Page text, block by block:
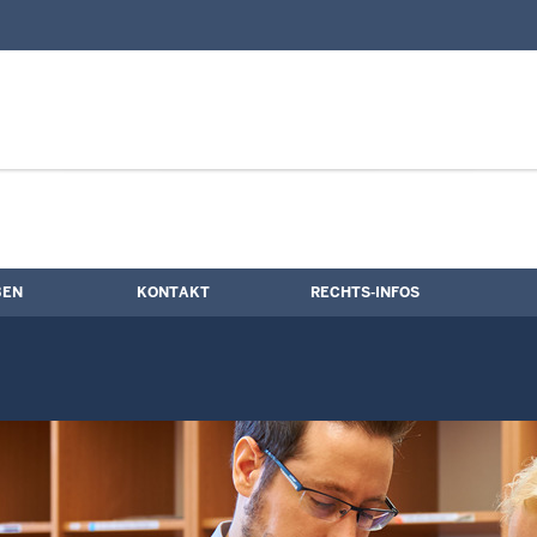
Kontaktformular
KONTAKT RECHTS-INFOS